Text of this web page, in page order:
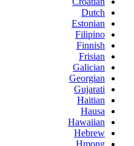
Dutch
Estonian
Filipino
Finnish
Frisian
Galician
Georgian
Gujarati
Haitian
Hausa
Hawaiian
Hebrew